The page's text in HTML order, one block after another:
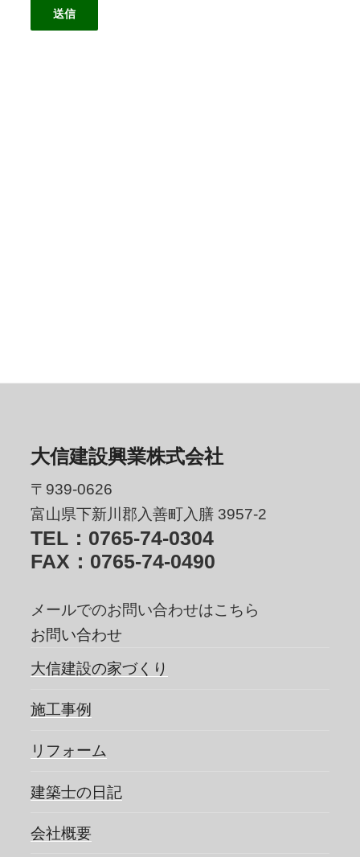
大信建設興業株式会社
〒939-0626
富山県下新川郡入善町入膳 3957-2
TEL：0765-74-0304
FAX：0765-74-0490
メールでのお問い合わせはこちら
お問い合わせ
大信建設の家づくり
施工事例
リフォーム
建築士の日記
会社概要